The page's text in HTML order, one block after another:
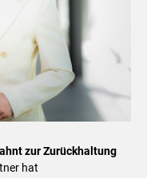
zur Zurückhaltung
hat